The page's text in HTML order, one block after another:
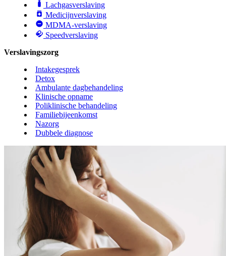
Lachgasverslaving
Medicijnverslaving
MDMA-verslaving
Speedverslaving
Verslavingszorg
Intakegesprek
Detox
Ambulante dagbehandeling
Klinische opname
Poliklinische behandeling
Familiebijeenkomst
Nazorg
Dubbele diagnose